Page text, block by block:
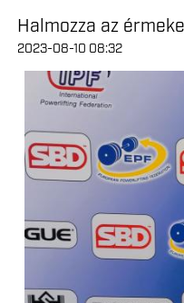
Halmozza az
2023-08-10 08:32